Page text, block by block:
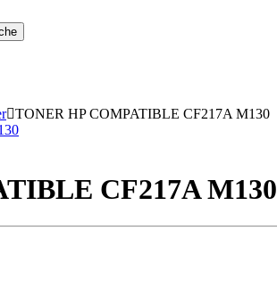
TONER HP COMPATIBLE CF217A M130
CF217A M130